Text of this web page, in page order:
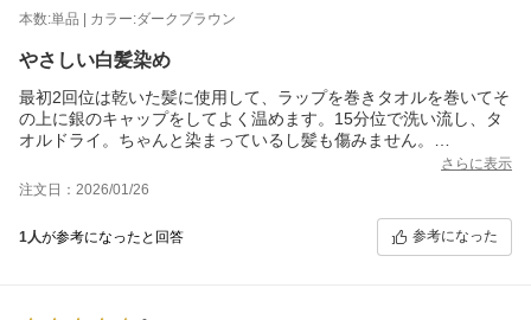
本数:単品 | カラー:ダークブラウン
やさしい白髪染め
最初2回位は乾いた髪に使用して、ラップを巻きタオルを巻いてそ
の上に銀のキャップをしてよく温めます。15分位で洗い流し、タ
オルドライ。ちゃんと染まっているし髪も傷みません。
黒髪なので、ダークブラウンはけっこう明るめに感じて、少し嬉
しくなります。
さらに表示
注文日：2026/01/26
1人が参考になったと回答 参考になった